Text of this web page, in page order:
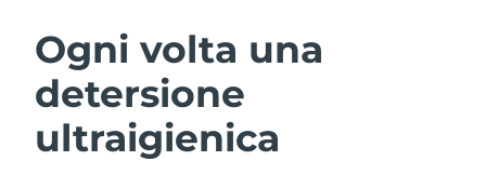
Ogni volta una
detersione
ultraigienica
Detersione viso Lifting viso
Austria
Bahrein Consegna stimata
Belgio Consegna stimata